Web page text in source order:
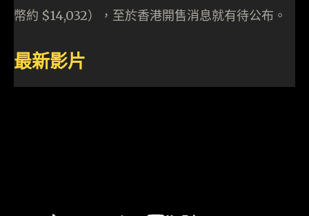
幣約 $14,032），至於香港開售消息就有待公布。
最新影片